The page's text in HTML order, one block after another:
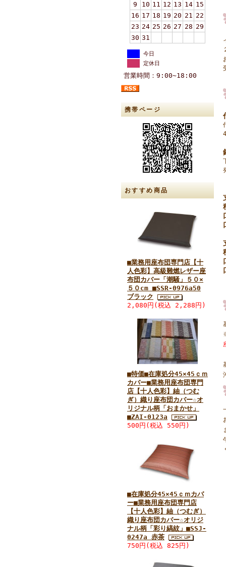
9
10 11 12 13 14 15
16 17 18 19 20 21 22
23 24 25 26 27 28 29
30 31
今日
定休日
営業時間：9:00~18:00
携帯ページ
おすすめ商品
■業務用座布団専門店【十
人色彩】高級難燃レザー座
布団カバー「潮騒」５０×
５０cm ■SSR-0976a50
ブラック
2,080円(税込 2,288円)
■特価■在庫処分45×45ｃｍ
カバー■業務用座布団専門
店【十人色彩】紬（つむ
ぎ）織り座布団カバー☆オ
リジナル柄「おまかせ」
■ZAI-0123a
500円(税込 550円)
■在庫処分45×45ｃｍカバ
ー■業務用座布団専門店
【十人色彩】紬（つむぎ）
織り座布団カバー☆オリジ
ナル柄「彩り縞紋」■SSJ-
0247a 赤茶
750円(税込 825円)